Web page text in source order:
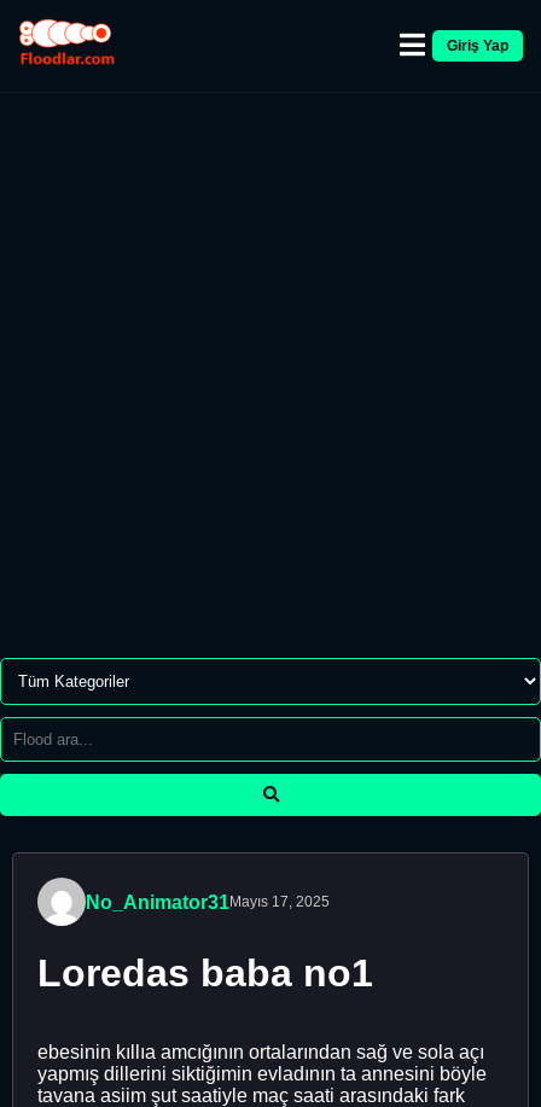
Giriş Yap
No_Animator31Mayıs 17, 2025
Loredas baba no1
ebesinin kıllıa amcığının ortalarından sağ ve sola açı
yapmış dillerini siktiğimin evladının ta annesini böyle
tavana asiim şut saatiyle maç saati arasındaki fark